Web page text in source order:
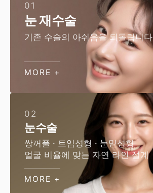
01
눈 재수술
기존 수술의 아쉬움을 되돌립니다
MORE +
02
눈수술
쌍꺼풀 · 트임성형 · 눈밑성형
얼굴 비율에 맞는 자연 라인 설계
MORE +